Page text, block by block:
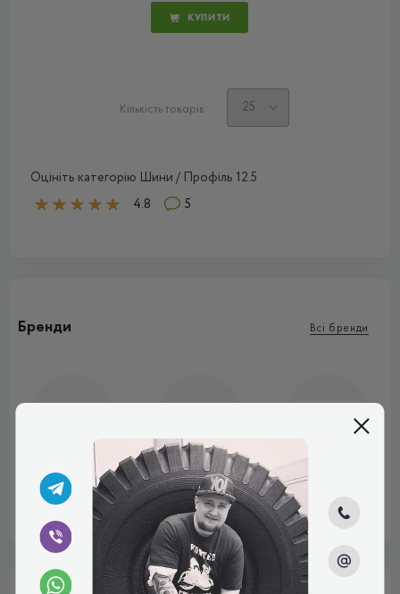
КУПИТИ
Кількість товарів
Оцініть категорію Шини / Профіль 12.5
4.8
5
Бренди Всі бренди
BF Goodrich Cooper